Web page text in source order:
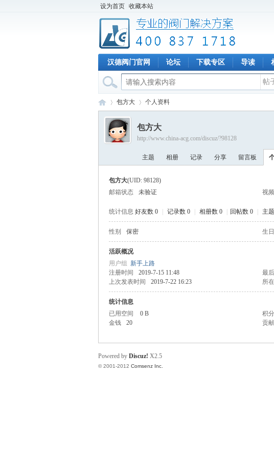
设为首页 收藏本站
汉德阀门官网 论坛 下载专区 导读
帖
›
包方大 个人资料
包方大
http://www.china-acg.com/discuz/?98128
主题 相册 记录 分享 留言板
包方大(UID: 98128)
邮箱状态
未验证 视
统计信息 好友数 0 记录数 0 相册数 0 回帖数 0 主
性别 保密 生日
活跃概况
用户组 新手上路
注册时间
2019-7-15 11:48 最
上次发表时间
2019-7-22 16:23 所
统计信息
已用空间
0 B 积分
金钱
20 贡献
Powered by Discuz! X2.5
© 2001-2012 Comsenz Inc.